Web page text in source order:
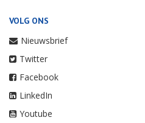
VOLG ONS
Nieuwsbrief
Twitter
Facebook
LinkedIn
Youtube